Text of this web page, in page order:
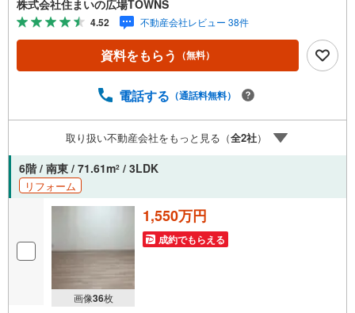
い焚き機能付きです。オートロック付き物件には部外者が
無断で立ち入る事がないという安心感があります。【年中
無休/9:00～21:00】人気物件は特にお問い合わせが集中す
るため、お早めにお電話下さい。「室内・現地を見学す
他、各種ご相談も承っております。○住宅ローンのご相談○
らお客様へ経験豊富なスタッフが親身になってお客様に合
った物件をご紹介させて頂きます！ /他社様掲載物件も併せ
てご紹介可能ですのでお気軽にお問い合わせ下さい♪駐車
場もございますので、お車でのお越しも大歓迎です！
株式会社住まいの広場TOWNS
4.52 不動産会社レビュー 38件
資料をもらう （無料）
電話する （通話料無料）
取り扱い不動産会社をもっと見る（全2社）
6階 / 南東 / 71.61m2 / 3LDK
リフォーム
画像36枚
1,550万円
成約でもらえる